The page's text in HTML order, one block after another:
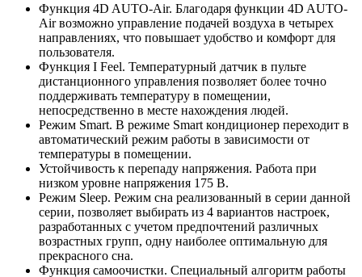
Функция 4D AUTO-Air. Благодаря функции 4D AUTO-
Air возможно управление подачей воздуха в четырех
направлениях, что повышает удобство и комфорт для
пользователя.
Функция I Feel. Температурный датчик в пульте
дистанционного управления позволяет более точно
поддерживать температуру в помещении,
непосредственно в месте нахождения людей.
Режим Smart. В режиме Smart кондиционер переходит в
автоматический режим работы в зависимости от
температуры в помещении.
Устойчивость к перепаду напряжения. Работа при
низком уровне напряжения 175 В.
Режим Sleep. Режим сна реализованный в серии данной
серии, позволяет выбирать из 4 вариантов настроек,
разработанных с учетом предпочтений различных
возрастных групп, одну наиболее оптимальную для
прекрасного сна.
Функция самоочистки. Специальный алгоритм работы